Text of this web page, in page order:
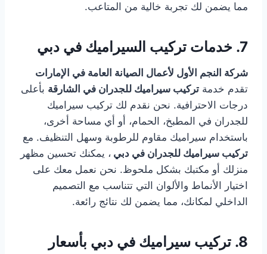
مما يضمن لك تجربة خالية من المتاعب.
7. خدمات تركيب السيراميك في دبي
شركة النجم الأول لأعمال الصيانة العامة في الإمارات
تقدم خدمة تركيب سيراميك للجدران في الشارقة بأعلى
درجات الاحترافية. نحن نقدم لك تركيب سيراميك
للجدران في المطبخ، الحمام، أو أي مساحة أخرى،
باستخدام سيراميك مقاوم للرطوبة وسهل التنظيف. مع
تركيب سيراميك للجدران في دبي ، يمكنك تحسين مظهر
منزلك أو مكتبك بشكل ملحوظ. نحن نعمل معك على
اختيار الأنماط والألوان التي تتناسب مع التصميم
الداخلي لمكانك، مما يضمن لك نتائج رائعة.
8. تركيب سيراميك في دبي بأسعار